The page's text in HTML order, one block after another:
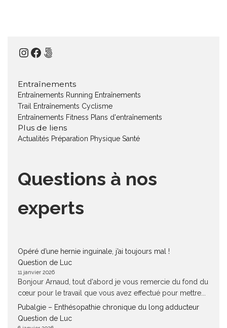
Instagram
Facebook
500px
Entraînements
Entraînements Running Entraînements
Trail
Entraînements Cyclisme
Entraînements Fitness Plans d'entraînements
Plus de liens
Actualités Préparation Physique Santé
Questions à nos
experts
Opéré d’une hernie inguinale, j’ai toujours mal !
Question de Luc
11 janvier 2026
Bonjour Arnaud, tout d'abord je vous remercie du fond du
cœur pour le travail que vous avez effectué pour mettre...
Pubalgie – Enthésopathie chronique du long adducteur
Question de Luc